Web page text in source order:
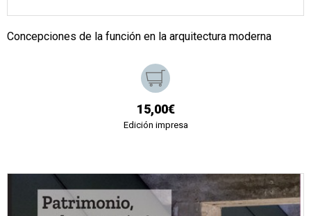
Concepciones de la función en la arquitectura moderna
15,00€
Edición impresa